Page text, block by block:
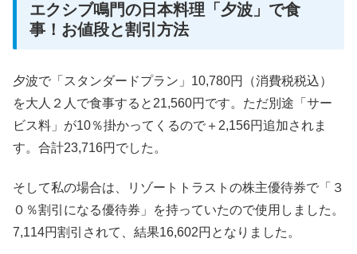
エクシブ鳴門の日本料理「夕波」で食
事！お値段と割引方法
夕波で「スタンダードプラン」10,780円（消費税税込）
を大人２人で食事すると21,560円です。ただ別途「サー
ビス料」が10％掛かってくるので＋2,156円追加されま
す。合計23,716円でした。
そして私の場合は、リゾートトラストの株主優待券で「３
０％割引になる優待券」を持っていたので使用しました。
7,114円割引されて、結果16,602円となりました。